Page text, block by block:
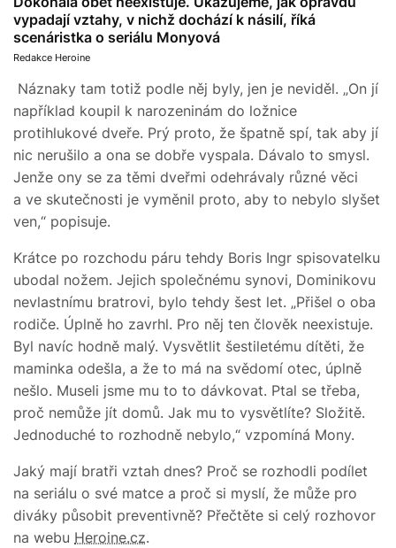
vypadají vztahy, v nichž dochází k násilí, říká
scenáristka o seriálu Monyová
Redakce Heroine
Náznaky tam totiž podle něj byly, jen je neviděl. „On jí
například koupil k narozeninám do ložnice
protihlukové dveře. Prý proto, že špatně spí, tak aby jí
nic nerušilo a ona se dobře vyspala. Dávalo to smysl.
Jenže ony se za těmi dveřmi odehrávaly různé věci
a ve skutečnosti je vyměnil proto, aby to nebylo slyšet
ven,“ popisuje.
Krátce po rozchodu páru tehdy Boris Ingr spisovatelku
ubodal nožem. Jejich společnému synovi, Dominikovu
nevlastnímu bratrovi, bylo tehdy šest let. „Přišel o oba
rodiče. Úplně ho zavrhl. Pro něj ten člověk neexistuje.
Byl navíc hodně malý. Vysvětlit šestiletému dítěti, že
maminka odešla, a že to má na svědomí otec, úplně
nešlo. Museli jsme mu to to dávkovat. Ptal se třeba,
proč nemůže jít domů. Jak mu to vysvětlíte? Složitě.
Jednoduché to rozhodně nebylo,“ vzpomíná Mony.
Jaký mají bratři vztah dnes? Proč se rozhodli podílet
na seriálu o své matce a proč si myslí, že může pro
diváky působit preventivně? Přečtěte si celý rozhovor
na webu Heroine.cz.